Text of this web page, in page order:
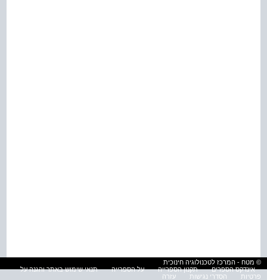
© מטח - המרכז לטכנולוגיה חינוכית
אינדקס הספרים
תקנון הספרייה על הספרייה
תנאי שימוש באתר והגנה על
פרטיות
הסדרי נגישות עזרה